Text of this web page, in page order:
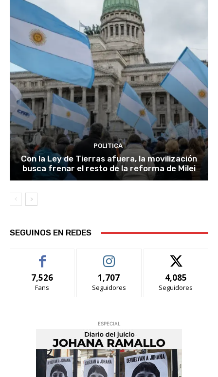
POLITICA
Con la Ley de Tierras afuera, la movilización
busca frenar el resto de la reforma de Milei
SEGUINOS EN REDES
7,526
Fans
1,707
Seguidores
4,085
Seguidores
ESPECIAL